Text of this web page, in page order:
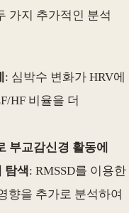
가지 추가적인 분석
: 심박수 변화가 HRV에
HF 비율을 더
부교감신경 활동에
탐색: RMSSD를 이용한
향을 추가로 분석하여